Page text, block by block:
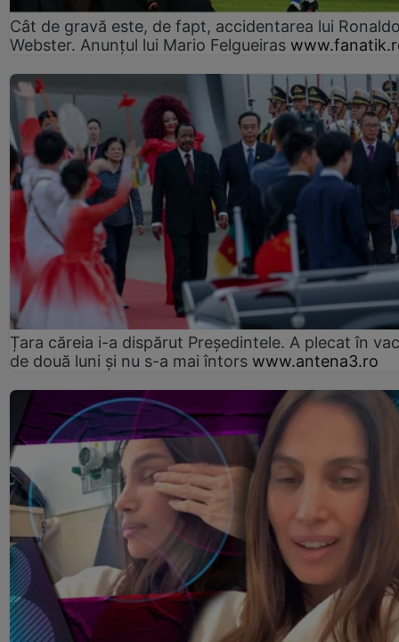
Cât de gravă este, de fapt, accidentarea lui
Webster. Anunțul lui Mario Felgueiras
Țara căreia i-a dispărut Președintele. A plecat în
de două luni și nu s-a mai întors www.antena3.ro